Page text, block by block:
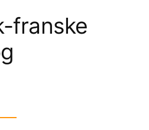
franske